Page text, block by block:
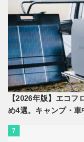
【2026年版】エコ
め4選。キャンプ・
7